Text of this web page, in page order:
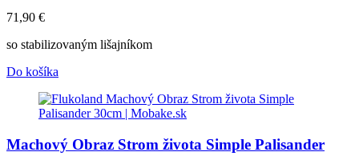
71,90 €
so stabilizovaným lišajníkom
Do košíka
Machový Obraz Strom života Simple Palisander